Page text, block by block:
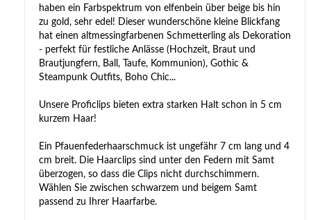
haben ein Farbspektrum von elfenbein über beige bis hin
zu gold, sehr edel! Dieser wunderschöne kleine Blickfang
hat einen altmessingfarbenen Schmetterling als Dekoration
- perfekt für festliche Anlässe (Hochzeit, Braut und
Brautjungfern, Ball, Taufe, Kommunion), Gothic &
Steampunk Outfits, Boho Chic...
Unsere Proficlips bieten extra starken Halt schon in 5 cm
kurzem Haar!
Ein Pfauenfederhaarschmuck ist ungefähr 7 cm lang und 4
cm breit. Die Haarclips sind unter den Federn mit Samt
überzogen, so dass die Clips nicht durchschimmern.
Wählen Sie zwischen schwarzem und beigem Samt
passend zu Ihrer Haarfarbe.